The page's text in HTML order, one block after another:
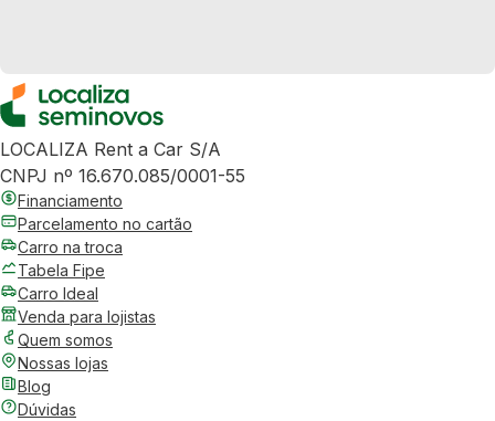
LOCALIZA Rent a Car S/A
CNPJ nº 16.670.085/0001-55
Financiamento
Parcelamento no cartão
Carro na troca
Tabela Fipe
Carro Ideal
Venda para lojistas
Quem somos
Nossas lojas
Blog
Dúvidas